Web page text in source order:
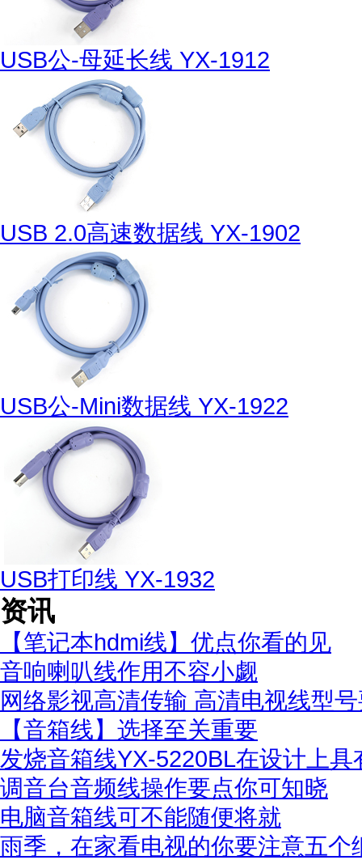
USB公-母延长线 YX-1912
USB 2.0高速数据线 YX-1902
USB公-Mini数据线 YX-1922
USB打印线 YX-1932
资讯
【笔记本hdmi线】优点你看的见
音响喇叭线作用不容小觑
网络影视高清传输 高清电视线型
【音箱线】选择至关重要
发烧音箱线YX-5220BL在设计上具
调音台音频线操作要点你可知晓
电脑音箱线可不能随便将就
雨季，在家看电视的你要注意五个